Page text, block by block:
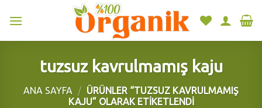
tuzsuz kavrulmamış kaju
ANA SAYFA / ÜRÜNLER “TUZSUZ KAVRULMAMIŞ
KAJU” OLARAK ETIKETLENDI